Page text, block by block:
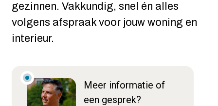
gezinnen. Vakkundig, snel én alles
volgens afspraak voor jouw woning en
interieur.
Meer informatie of
een gesprek?